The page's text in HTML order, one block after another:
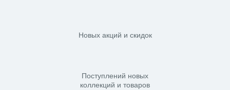
Новых акций и скидок
Поступлений новых
коллекций и товаров